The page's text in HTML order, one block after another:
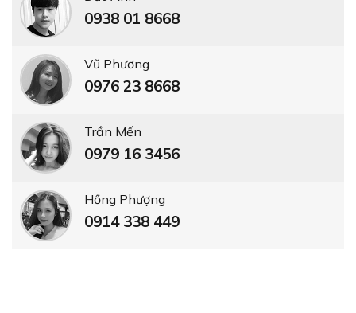
0938 01 8668
Vũ Phương
0976 23 8668
Trần Mến
0979 16 3456
Hồng Phượng
0914 338 449